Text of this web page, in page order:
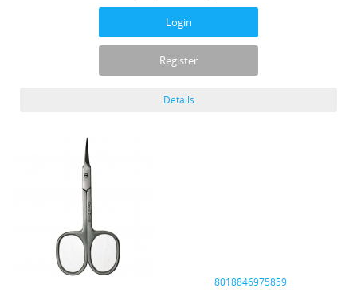
Login
Register
Details
8018846975859